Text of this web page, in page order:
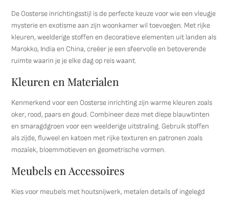
De Oosterse inrichtingsstijl is de perfecte keuze voor wie een vleugje
mysterie en exotisme aan zijn woonkamer wil toevoegen. Met rijke
kleuren, weelderige stoffen en decoratieve elementen uit landen als
Marokko, India en China, creëer je een sfeervolle en betoverende
ruimte waarin je je elke dag op reis waant.
Kleuren en Materialen
Kenmerkend voor een Oosterse inrichting zijn warme kleuren zoals
oker, rood, paars en goud. Combineer deze met diepe blauwtinten
en smaragdgroen voor een weelderige uitstraling. Gebruik stoffen
als zijde, fluweel en katoen met rijke texturen en patronen zoals
mozaïek, bloemmotieven en geometrische vormen.
Meubels en Accessoires
Kies voor meubels met houtsnijwerk, metalen details of ingelegd